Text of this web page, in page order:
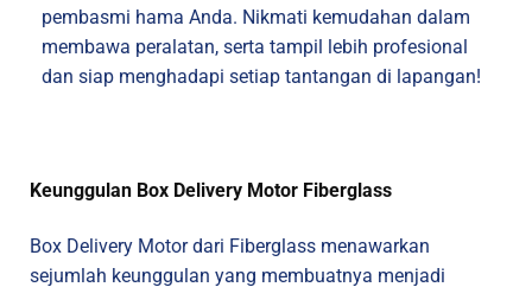
pembasmi hama Anda. Nikmati kemudahan dalam
membawa peralatan, serta tampil lebih profesional
dan siap menghadapi setiap tantangan di lapangan!
Keunggulan Box Delivery Motor Fiberglass
Box Delivery Motor dari Fiberglass menawarkan
sejumlah keunggulan yang membuatnya menjadi